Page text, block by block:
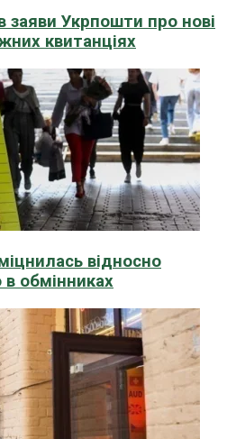
заяви Укрпошти про нові
квитанціях
відносно
обмінниках